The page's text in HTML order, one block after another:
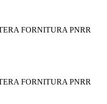
FORNITURA PNRR
FORNITURA PNRR